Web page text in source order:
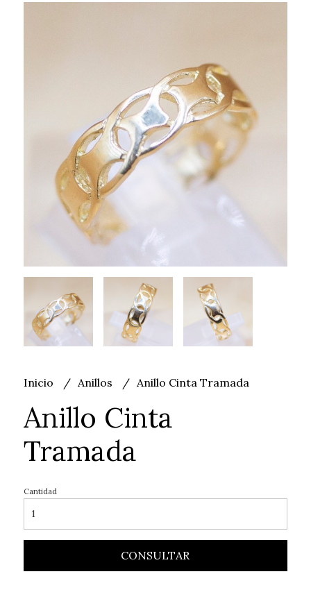
Inicio Anillos Anillo Cinta Tramada
Anillo Cinta
Tramada
Cantidad
CONSULTAR